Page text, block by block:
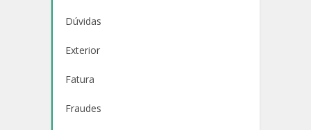
Dúvidas
Exterior
Fatura
Fraudes